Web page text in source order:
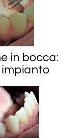
in bocca:
impianto